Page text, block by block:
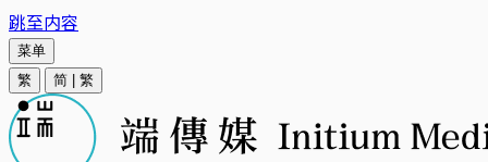
跳至内容
菜单
繁
简 繁